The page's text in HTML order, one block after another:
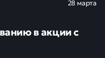
28 марта
в акции с